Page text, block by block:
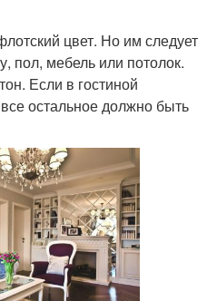
цвет. Но им следует
пол, мебель или потолок.
Если в гостиной
остальное должно быть